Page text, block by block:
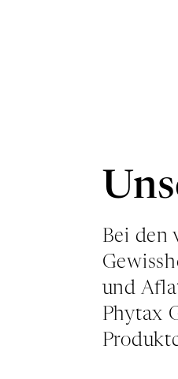
Bei den
und
Phytax